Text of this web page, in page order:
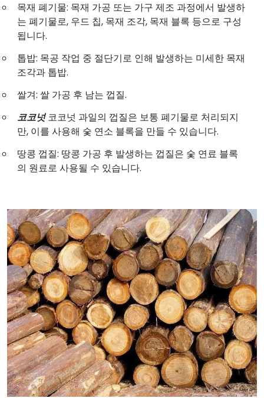
목재 폐기물: 목재 가공 또는 가구 제조 과정에서 발생하
는 폐기물로, 우드 칩, 목재 조각, 목재 블록 등으로 구성
됩니다.
톱밥: 목공 작업 중 절단기로 인해 발생하는 미세한 목재
조각과 톱밥.
쌀겨: 쌀 가공 후 남는 껍질.
코코넛코코넛 과일의 껍질은 보통 폐기물로 처리되지
만, 이를 사용해 숯 연소 블록을 만들 수 있습니다.
땅콩 껍질: 땅콩 가공 후 발생하는 껍질은 숯 연료 블록
의 원료로 사용될 수 있습니다.